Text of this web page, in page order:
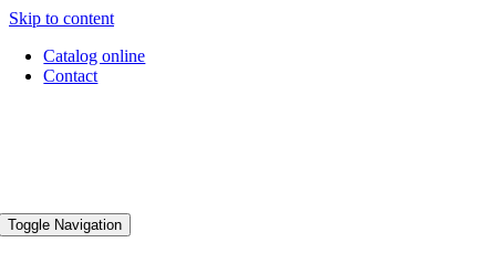
Skip to content
Catalog online
Contact
Toggle Navigation